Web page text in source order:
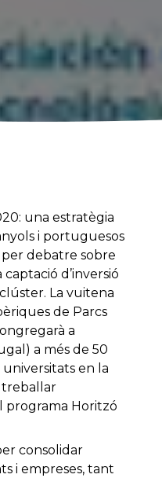
una estratègia
i portuguesos
debatre sobre
captació d’inversió
La vuitena
de Parcs
a
a més de 50
en la
treballar
programa Horitzó
consolidar
i empreses, tant